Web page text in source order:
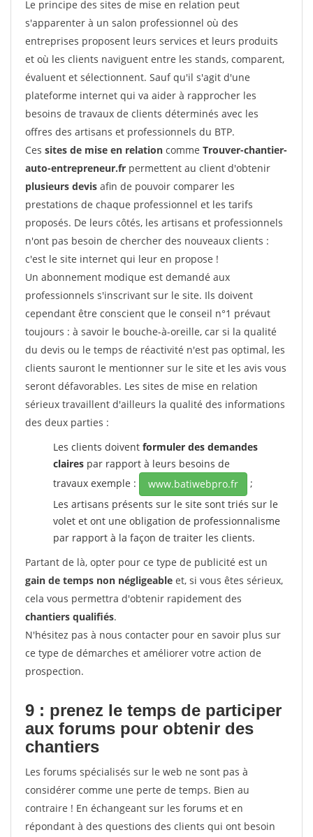
Le principe des sites de mise en relation peut
s'apparenter à un salon professionnel où des
entreprises proposent leurs services et leurs produits
et où les clients naviguent entre les stands, comparent,
évaluent et sélectionnent. Sauf qu'il s'agit d'une
plateforme internet qui va aider à rapprocher les
besoins de travaux de clients déterminés avec les
offres des artisans et professionnels du BTP.
Ces sites de mise en relation comme Trouver-chantier-
auto-entrepreneur.fr permettent au client d'obtenir
plusieurs devis afin de pouvoir comparer les
prestations de chaque professionnel et les tarifs
proposés. De leurs côtés, les artisans et professionnels
n'ont pas besoin de chercher des nouveaux clients :
c'est le site internet qui leur en propose !
Un abonnement modique est demandé aux
professionnels s'inscrivant sur le site. Ils doivent
cependant être conscient que le conseil n°1 prévaut
toujours : à savoir le bouche-à-oreille, car si la qualité
du devis ou le temps de réactivité n'est pas optimal, les
clients sauront le mentionner sur le site et les avis vous
seront défavorables. Les sites de mise en relation
sérieux travaillent d'ailleurs la qualité des informations
des deux parties :
Les clients doivent formuler des demandes
claires par rapport à leurs besoins de
travaux exemple :
www.batiwebpro.fr
;
Les artisans présents sur le site sont triés sur le
volet et ont une obligation de professionnalisme
par rapport à la façon de traiter les clients.
Partant de là, opter pour ce type de publicité est un
gain de temps non négligeable et, si vous êtes sérieux,
cela vous permettra d'obtenir rapidement des
chantiers qualifiés.
N'hésitez pas à nous contacter pour en savoir plus sur
ce type de démarches et améliorer votre action de
prospection.
9 : prenez le temps de participer
aux forums pour obtenir des
chantiers
Les forums spécialisés sur le web ne sont pas à
considérer comme une perte de temps. Bien au
contraire ! En échangeant sur les forums et en
répondant à des questions des clients qui ont besoin